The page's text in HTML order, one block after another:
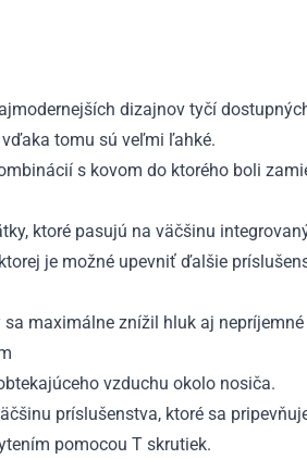
dizajnov tyčí
tomu sú veľmi ľahké.
s kovom do ktorého boli
ktoré pasujú na väčšinu
je možné upevniť ďalšie
maximálne znížil hluk aj
vzduchu okolo nosiča.
príslušenstva, ktoré sa
pomocou T skrutiek.